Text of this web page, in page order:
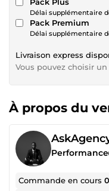
Délai supplémentaire
Pack Premium
Délai supplémentaire
Livraison express
Vous pouvez choisir
À propos du
Performance
Commande en cours0